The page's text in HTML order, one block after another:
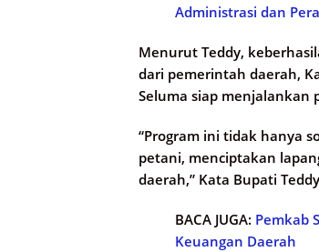
Administrasi dan
Menurut Teddy,
dari pemerintah daerah,
Seluma siap menjalankan
“Program ini tidak hanya
petani, menciptakan
daerah,” Kata Bupati
BACA JUGA: Pemkab
Keuangan Daerah